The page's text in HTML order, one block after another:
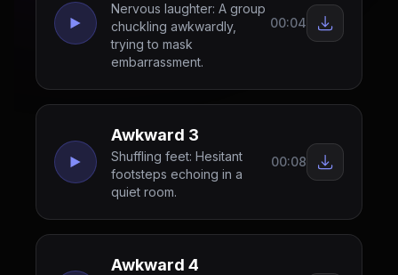
Nervous laughter: A group
chuckling awkwardly,
trying to mask
embarrassment.
00:04
Awkward 3
Shuffling feet: Hesitant
footsteps echoing in a
quiet room.
00:08
Awkward 4